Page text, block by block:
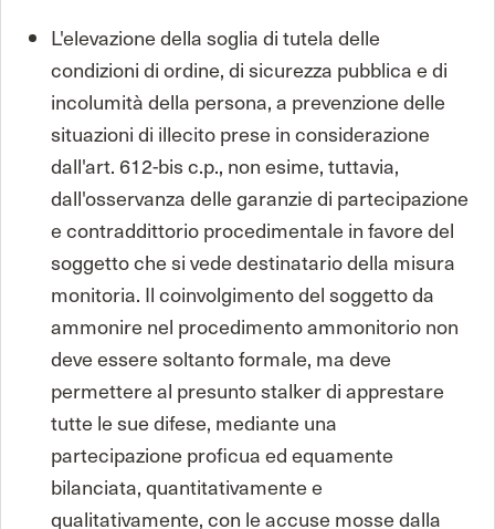
L'elevazione della soglia di tutela delle
condizioni di ordine, di sicurezza pubblica e di
incolumità della persona, a prevenzione delle
situazioni di illecito prese in considerazione
dall'art. 612-bis c.p., non esime, tuttavia,
dall'osservanza delle garanzie di partecipazione
e contraddittorio procedimentale in favore del
soggetto che si vede destinatario della misura
monitoria. Il coinvolgimento del soggetto da
ammonire nel procedimento ammonitorio non
deve essere soltanto formale, ma deve
permettere al presunto stalker di apprestare
tutte le sue difese, mediante una
partecipazione proficua ed equamente
bilanciata, quantitativamente e
qualitativamente, con le accuse mosse dalla